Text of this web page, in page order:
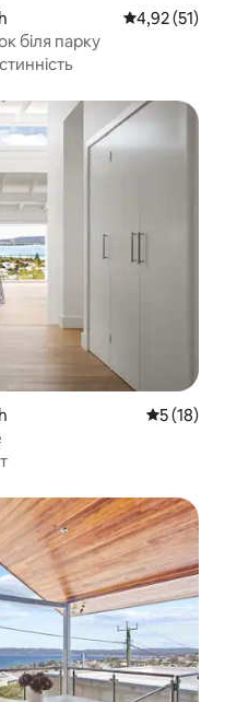
Середня
4,92 (51)
біля парку
Середня
5 (18)